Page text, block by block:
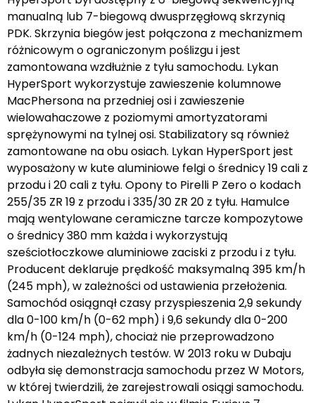
manualną lub 7-biegową dwusprzęgłową skrzynią
PDK. Skrzynia biegów jest połączona z mechanizmem
różnicowym o ograniczonym poślizgu i jest
zamontowana wzdłużnie z tyłu samochodu. Lykan
HyperSport wykorzystuje zawieszenie kolumnowe
MacPhersona na przedniej osi i zawieszenie
wielowahaczowe z poziomymi amortyzatorami
sprężynowymi na tylnej osi. Stabilizatory są również
zamontowane na obu osiach. Lykan HyperSport jest
wyposażony w kute aluminiowe felgi o średnicy 19 cali z
przodu i 20 cali z tyłu. Opony to Pirelli P Zero o kodach
255/35 ZR 19 z przodu i 335/30 ZR 20 z tyłu. Hamulce
mają wentylowane ceramiczne tarcze kompozytowe
o średnicy 380 mm każda i wykorzystują
sześciotłoczkowe aluminiowe zaciski z przodu i z tyłu.
Producent deklaruje prędkość maksymalną 395 km/h
(245 mph), w zależności od ustawienia przełożenia.
Samochód osiągnął czasy przyspieszenia 2,9 sekundy
dla 0-100 km/h (0-62 mph) i 9,6 sekundy dla 0-200
km/h (0-124 mph), chociaż nie przeprowadzono
żadnych niezależnych testów. W 2013 roku w Dubaju
odbyła się demonstracja samochodu przez W Motors,
w której twierdzili, że zarejestrowali osiągi samochodu.